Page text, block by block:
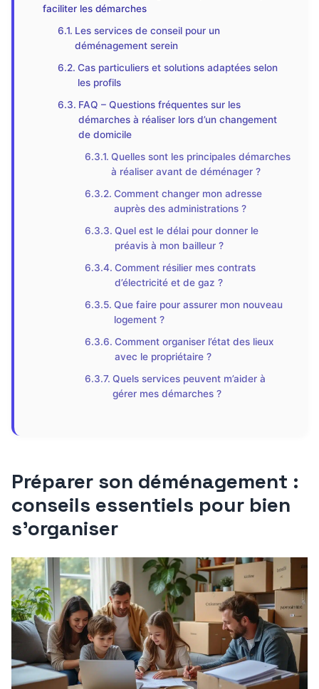
faciliter les démarches
Les services de conseil pour un
déménagement serein
Cas particuliers et solutions adaptées selon
les profils
FAQ – Questions fréquentes sur les
démarches à réaliser lors d’un changement
de domicile
Quelles sont les principales démarches
à réaliser avant de déménager ?
Comment changer mon adresse
auprès des administrations ?
Quel est le délai pour donner le
préavis à mon bailleur ?
Comment résilier mes contrats
d’électricité et de gaz ?
Que faire pour assurer mon nouveau
logement ?
Comment organiser l’état des lieux
avec le propriétaire ?
Quels services peuvent m’aider à
gérer mes démarches ?
Préparer son déménagement :
conseils essentiels pour bien
s’organiser